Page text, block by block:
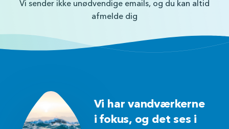
Vi sender ikke unødvendige emails, og du kan altid
afmelde dig
Vi har vandværkerne
i fokus, og det ses i